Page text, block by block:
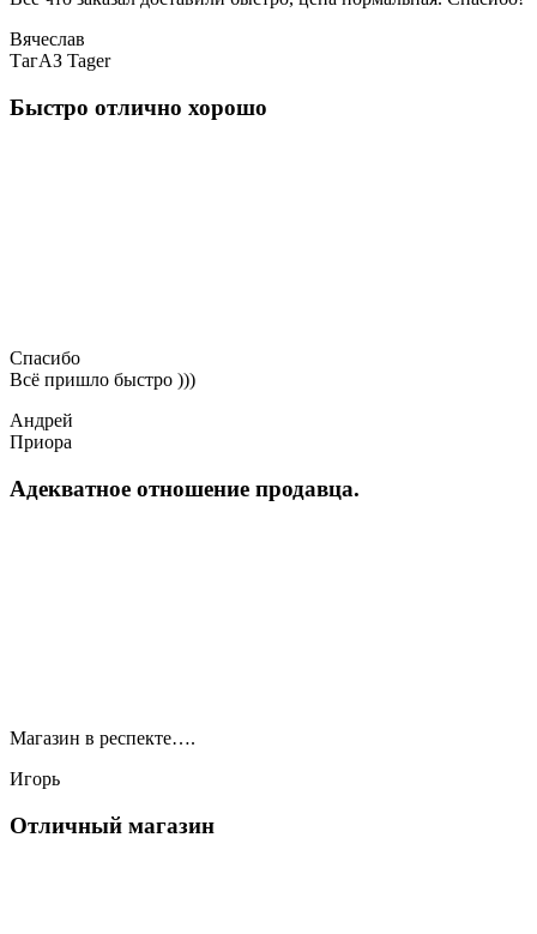
Вячеслав
ТагАЗ Tager
Быстро отлично хорошо
Спасибо
Всё пришло быстро )))
Андрей
Приора
Адекватное отношение продавца.
Магазин в респекте….
Игорь
Отличный магазин